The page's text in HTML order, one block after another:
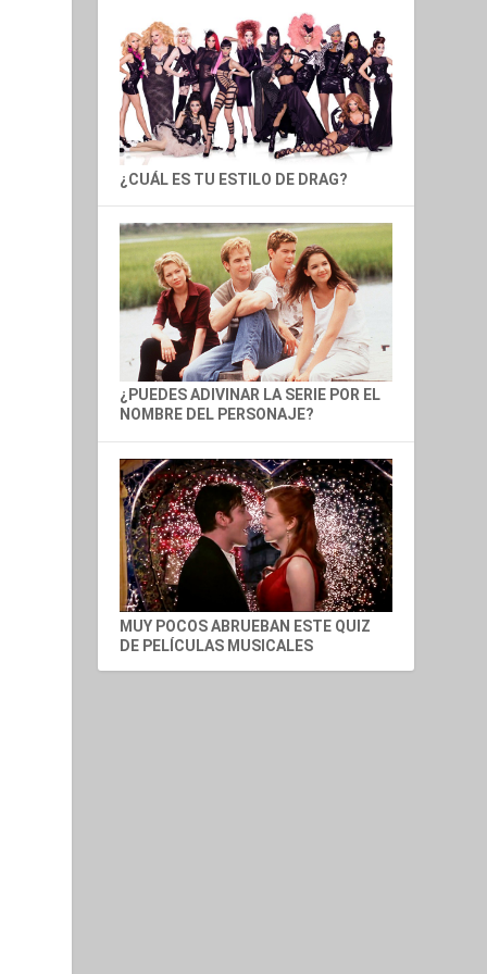
¿CUÁL ES TU ESTILO DE DRAG?
¿PUEDES ADIVINAR LA SERIE POR EL
NOMBRE DEL PERSONAJE?
MUY POCOS ABRUEBAN ESTE QUIZ
DE PELÍCULAS MUSICALES